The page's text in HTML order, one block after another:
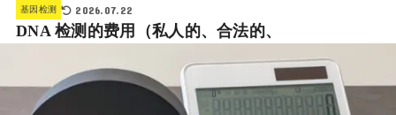
基因检测 2026.07.22
DNA 检测的费用（私人的、合法的、